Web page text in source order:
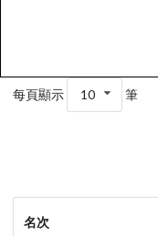
每頁顯示 10 筆
名次